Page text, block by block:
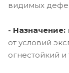
видимых
- Назначение:
от условий
огнестойкий и